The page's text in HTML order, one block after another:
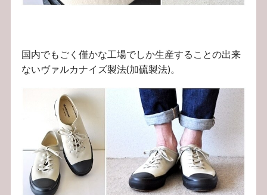
国内でもごく僅かな工場でしか生産することの出来
ないヴァルカナイズ製法(加硫製法)。